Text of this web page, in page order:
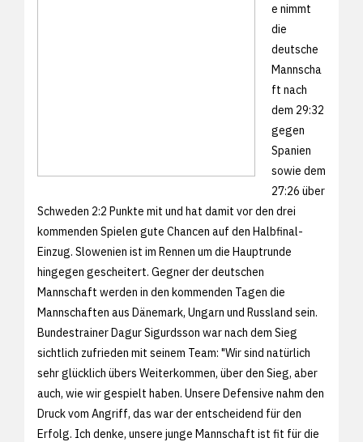
e nimmt
die
deutsche
Mannscha
ft nach
dem 29:32
gegen
Spanien
sowie dem
27:26 über
Schweden 2:2 Punkte mit und hat damit vor den drei
kommenden Spielen gute Chancen auf den Halbfinal-
Einzug. Slowenien ist im Rennen um die Hauptrunde
hingegen gescheitert. Gegner der deutschen
Mannschaft werden in den kommenden Tagen die
Mannschaften aus Dänemark, Ungarn und Russland sein.
Bundestrainer Dagur Sigurdsson war nach dem Sieg
sichtlich zufrieden mit seinem Team: "Wir sind natürlich
sehr glücklich übers Weiterkommen, über den Sieg, aber
auch, wie wir gespielt haben. Unsere Defensive nahm den
Druck vom Angriff, das war der entscheidend für den
Erfolg. Ich denke, unsere junge Mannschaft ist fit für die